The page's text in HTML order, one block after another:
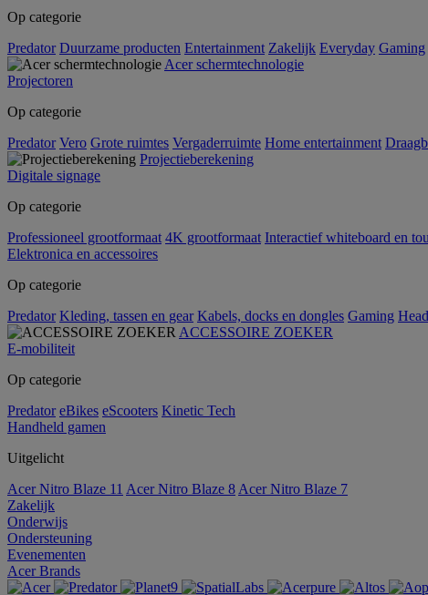
Op categorie
Predator Duurzame producten Entertainment Zakelijk Everyday Gaming
Acer schermtechnologie
Projectoren
Op categorie
Predator Vero Grote ruimtes Vergaderruimte Home entertainment
Projectieberekening
Digitale signage
Op categorie
Professioneel grootformaat 4K grootformaat Interactief whiteboard en
Elektronica en accessoires
Op categorie
Predator Kleding, tassen en gear Kabels, docks en dongles Gaming
ACCESSOIRE ZOEKER
E-mobiliteit
Op categorie
Predator eBikes eScooters Kinetic Tech
Handheld gamen
Uitgelicht
Acer Nitro Blaze 11 Acer Nitro Blaze 8 Acer Nitro Blaze 7
Zakelijk
Onderwijs
Ondersteuning
Evenementen
Acer Brands